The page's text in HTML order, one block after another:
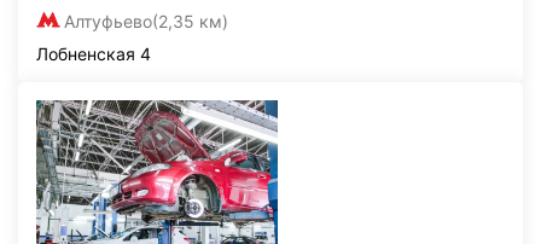
Алтуфьево(2,35 км)
Лобненская 4